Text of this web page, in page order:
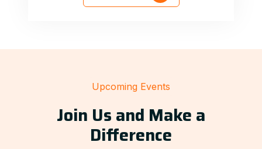
Upcoming Events
Join Us and Make a
Difference